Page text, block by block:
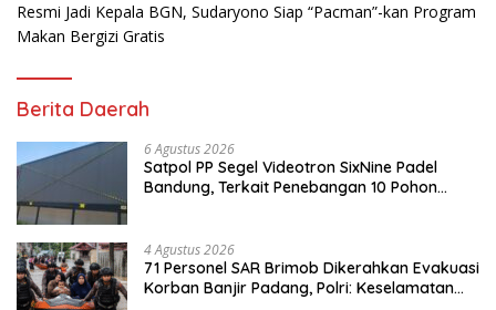
Resmi Jadi Kepala BGN, Sudaryono Siap “Pacman”-kan Program
Makan Bergizi Gratis
Berita Daerah
6 Agustus 2026
Satpol PP Segel Videotron SixNine Padel
Bandung, Terkait Penebangan 10 Pohon
4 Agustus 2026
71 Personel SAR Brimob Dikerahkan Evakuasi
Korban Banjir Padang, Polri: Keselamatan